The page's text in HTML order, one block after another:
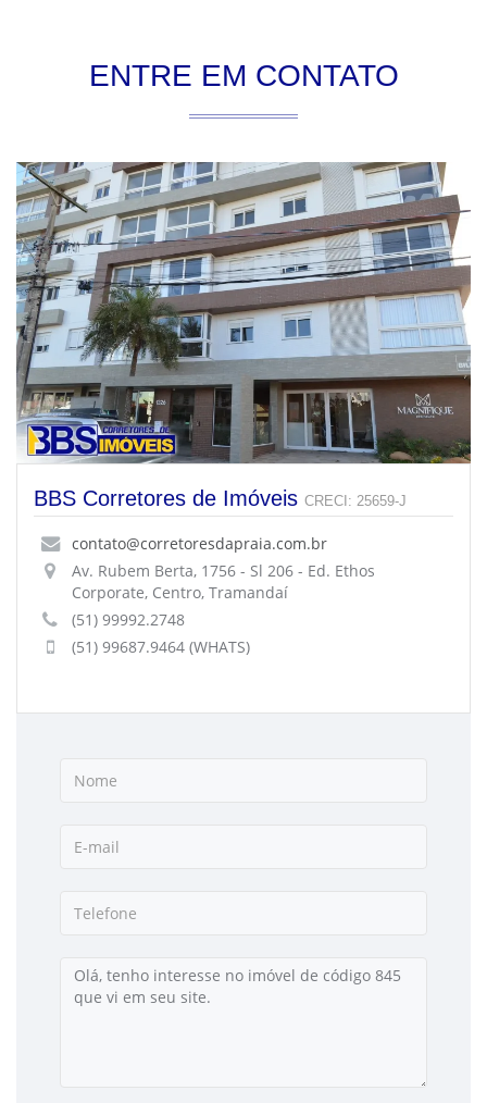
ENTRE EM CONTATO
BBS Corretores de Imóveis CRECI: 25659-J
contato@corretoresdapraia.com.br
Av. Rubem Berta, 1756 - Sl 206 - Ed. Ethos
Corporate, Centro, Tramandaí
(51) 99992.2748
(51) 99687.9464 (WHATS)